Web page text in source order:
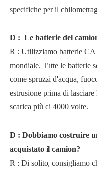
specifiche per il
D : Le batterie del
R : Utilizziamo batterie
mondiale. Tutte le batterie
come spruzzi d'acqua,
estrusione prima di
scarica più di 4000 volte.
D : Dobbiamo costruire
acquistato il camion?
R : Di solito, consigliamo